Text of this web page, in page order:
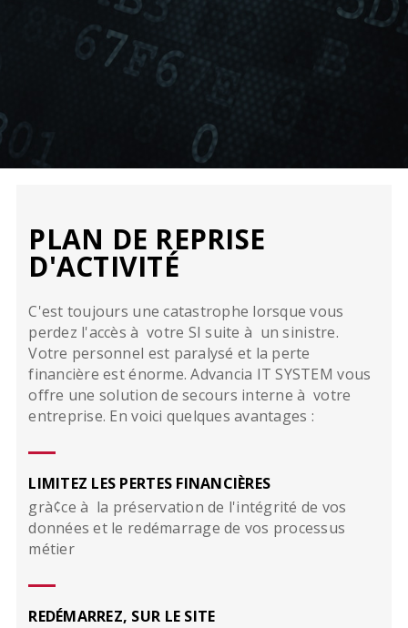
PLAN DE REPRISE
D'ACTIVITÉ
C'est toujours une catastrophe lorsque vous
perdez l'accès à votre SI suite à un sinistre.
Votre personnel est paralysé et la perte
financière est énorme. Advancia IT SYSTEM vous
offre une solution de secours interne à votre
entreprise. En voici quelques avantages :
LIMITEZ LES PERTES FINANCIÈRES
grà¢ce à la préservation de l'intégrité de vos
données et le redémarrage de vos processus
métier
REDÉMARREZ, SUR LE SITE